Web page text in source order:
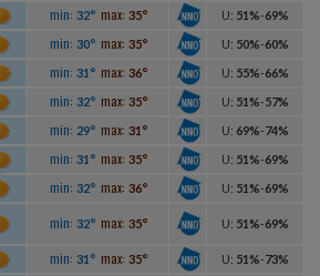
min: 32° max: 35° U: 51%-69%
min: 30° max: 35° U: 50%-60%
min: 31° max: 36° U: 55%-66%
min: 32° max: 35° U: 51%-57%
min: 29° max: 31° U: 69%-74%
min: 31° max: 35° U: 51%-69%
min: 32° max: 36° U: 51%-69%
min: 32° max: 35° U: 51%-69%
min: 31° max: 35° U: 51%-73%